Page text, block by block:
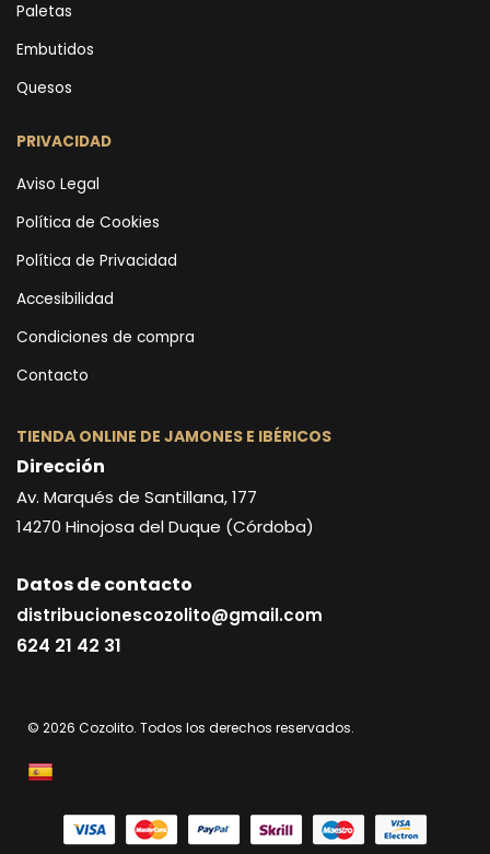
Paletas
Embutidos
Quesos
PRIVACIDAD
Aviso Legal
Política de Cookies
Política de Privacidad
Accesibilidad
Condiciones de compra
Contacto
TIENDA ONLINE DE JAMONES E IBÉRICOS
Dirección
Av. Marqués de Santillana, 177
14270 Hinojosa del Duque (Córdoba)
Datos de contacto
distribucionescozolito@gmail.com
624 21 42 31
© 2026 Cozolito. Todos los derechos reservados.